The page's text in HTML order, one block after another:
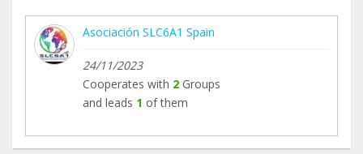
Asociación SLC6A1 Spain
24/11/2023
Cooperates with 2 Groups
and leads 1 of them